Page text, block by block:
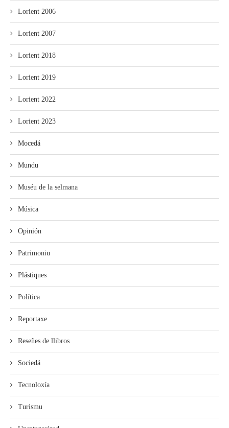
Lorient 2006
Lorient 2007
Lorient 2018
Lorient 2019
Lorient 2022
Lorient 2023
Mocedá
Mundu
Muséu de la selmana
Música
Opinión
Patrimoniu
Plástiques
Política
Reportaxe
Reseñes de llibros
Sociedá
Tecnoloxía
Turismu